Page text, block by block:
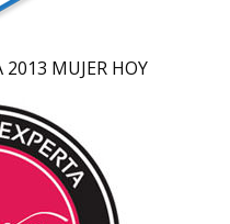
2013 MUJER HOY